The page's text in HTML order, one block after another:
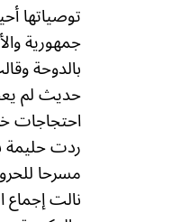
توصياتها
جمهورية
بالدوحة
حديث لم
احتجاجات
ردت حليمة
مسرحا
نالت